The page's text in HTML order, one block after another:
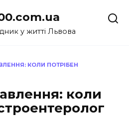
у житті Львова
КОЛИ ПОТРІБЕН
коли